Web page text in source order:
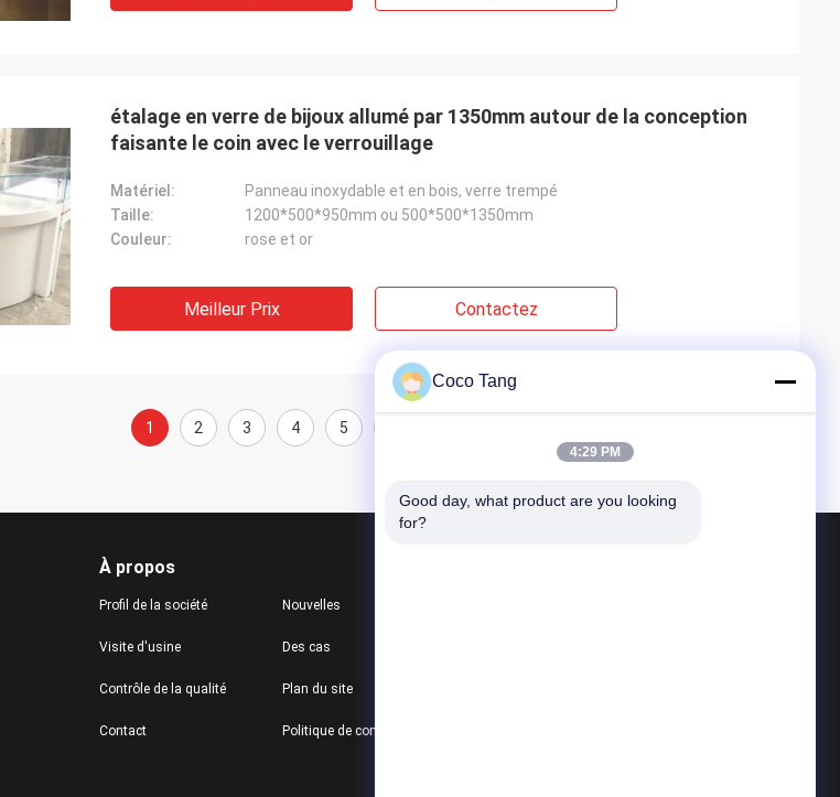
étalage en verre de bijoux allumé par 1350mm autour de la conception
faisante le coin avec le verrouillage
Matériel:
Panneau inoxydable et en bois, verre trempé
Taille:
1200*500*950mm ou 500*500*1350mm
Couleur:
rose et or
Meilleur Prix Contactez
1 2 3 4 5
À propos
Profil de la société
Visite d'usine
Contrôle de la qualité
Contact
Nouvelles
Des cas
Plan du site
Coco Tang
4:29 PM
Good day, what product are you looking
for?